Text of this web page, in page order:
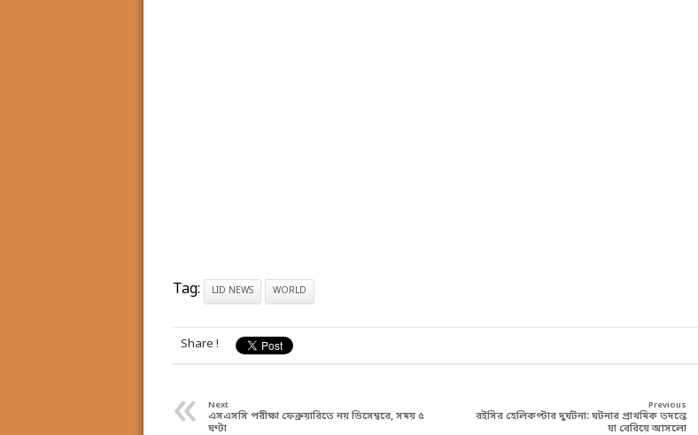
Tag: LID NEWS WORLD
Share !
« Next
এসএসসি পরীক্ষা ফেব্রুয়ারিতে নয় ডিসেম্বরে, সময় ৫
ঘণ্টা
Previous
রইসির হেলিকপ্টার দুর্ঘটনা: ঘটনার প্রাথমিক তদন্তে
যা বেরিয়ে আসলো